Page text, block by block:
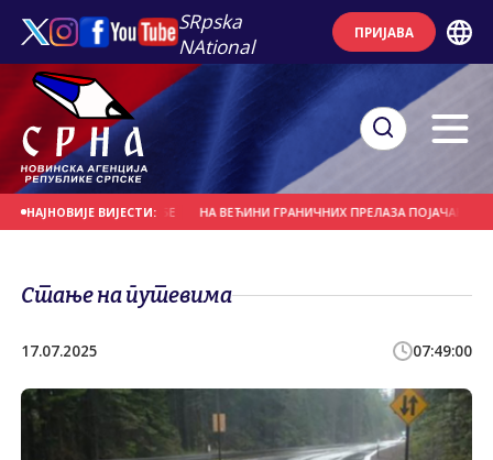
SRpska
NAtional
ПРИЈАВА
НАЈНОВИЈЕ ВИЈЕСТИ:
БОГАТИЈА ЗА 32 БЕБЕ НА ВЕЋИНИ ГРАНИЧНИХ ПРЕЛАЗА ПОЈАЧАН
Стање на путевима
17.07.2025 07:49:00